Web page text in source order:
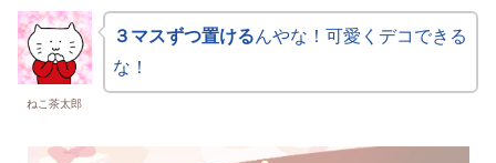
ねこ茶太郎
３マスずつ置けるんやな！可愛くデコできる
な！